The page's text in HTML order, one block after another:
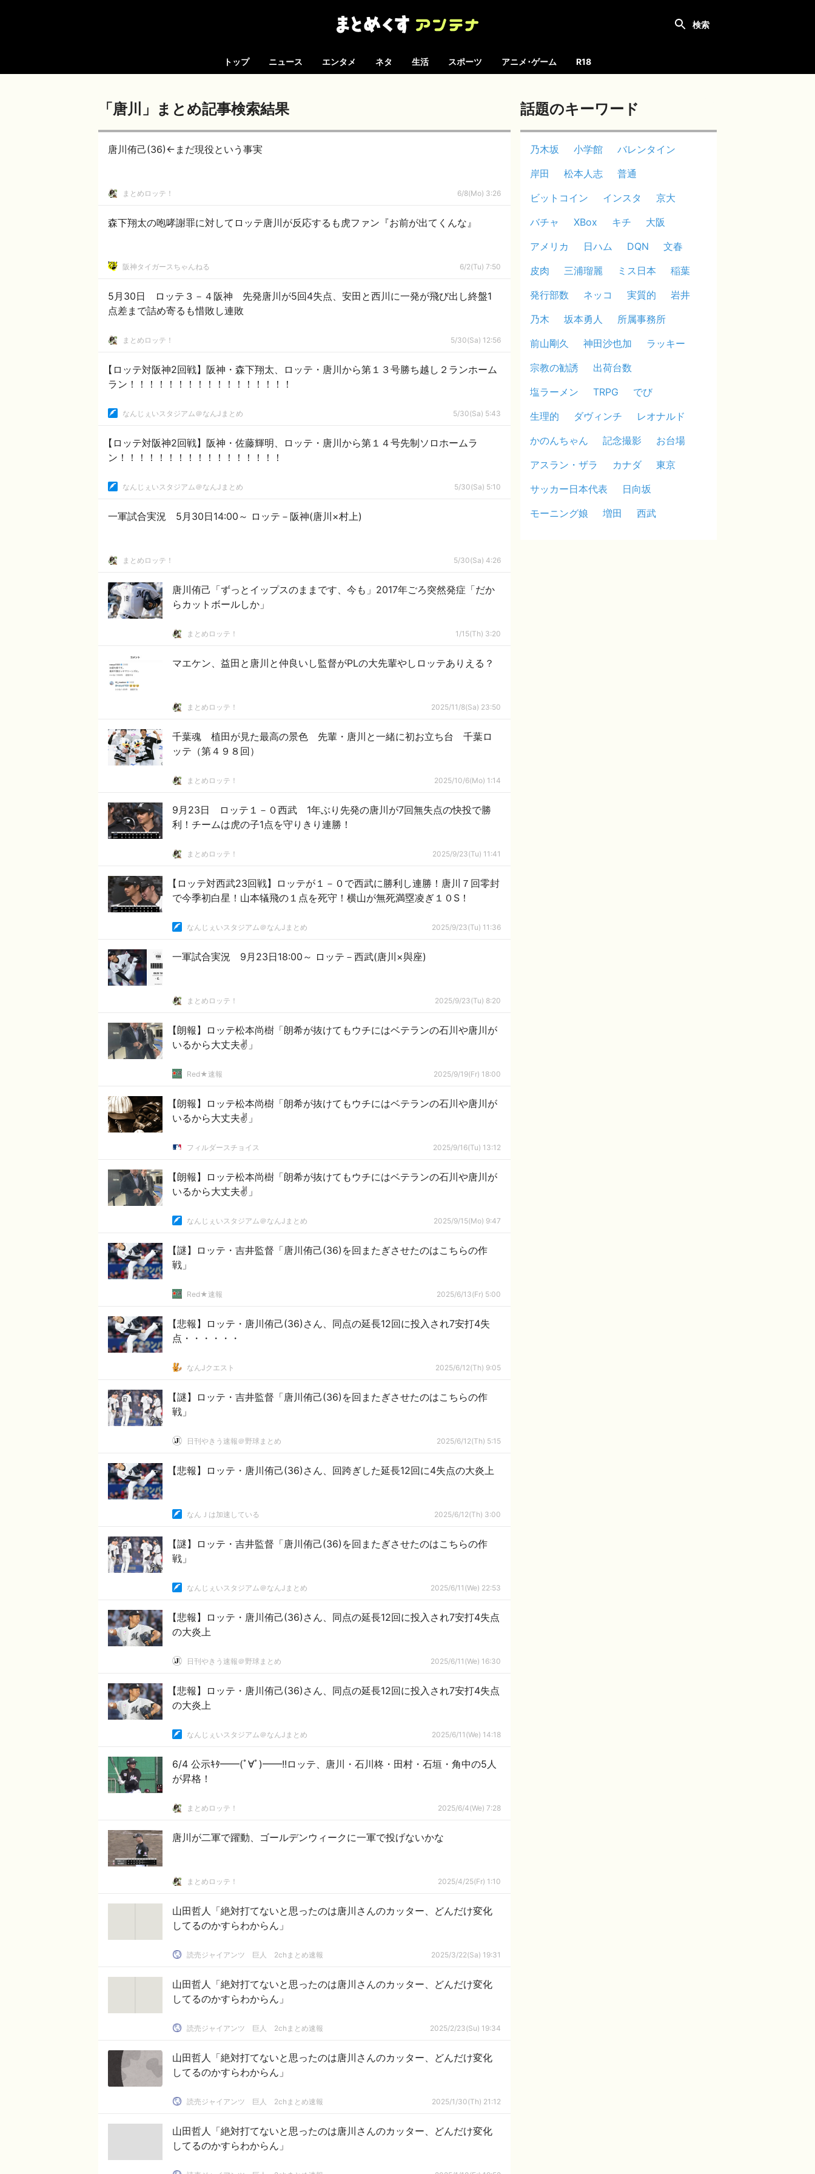
トップ ニュース エンタメ ネタ 生活 スポーツ アニメ･ゲーム R18
「唐川」まとめ記事検索結果
唐川侑己(36)←まだ現役という事実
まとめロッテ！ 6/8(Mo) 3:26
森下翔太の咆哮謝罪に対してロッテ唐川が反応するも虎ファン『お前が出てくんな』
阪神タイガースちゃんねる 6/2(Tu) 7:50
5月30日 ロッテ３－４阪神 先発唐川が5回4失点、安田と西川に一発が飛び出し終盤1
点差まで詰め寄るも惜敗し連敗
まとめロッテ！ 5/30(Sa) 12:56
【ロッテ対阪神2回戦】阪神・森下翔太、ロッテ・唐川から第１３号勝ち越し２ランホーム
ラン！！！！！！！！！！！！！！！！！
なんじぇいスタジアム＠なんJまとめ 5/30(Sa) 5:43
【ロッテ対阪神2回戦】阪神・佐藤輝明、ロッテ・唐川から第１４号先制ソロホームラ
ン！！！！！！！！！！！！！！！！！
なんじぇいスタジアム＠なんJまとめ 5/30(Sa) 5:10
一軍試合実況 5月30日14:00～ ロッテ－阪神(唐川×村上)
まとめロッテ！ 5/30(Sa) 4:26
唐川侑己「ずっとイップスのままです、今も」2017年ごろ突然発症「だか
らカットボールしか」
まとめロッテ！ 1/15(Th) 3:20
マエケン、益田と唐川と仲良いし監督がPLの大先輩やしロッテありえる？
まとめロッテ！ 2025/11/8(Sa) 23:50
千葉魂 植田が見た最高の景色 先輩・唐川と一緒に初お立ち台 千葉ロ
ッテ（第４９８回）
まとめロッテ！ 2025/10/6(Mo) 1:14
9月23日 ロッテ１－０西武 1年ぶり先発の唐川が7回無失点の快投で勝
利！チームは虎の子1点を守りきり連勝！
まとめロッテ！ 2025/9/23(Tu) 11:41
【ロッテ対西武23回戦】ロッテが１－０で西武に勝利し連勝！唐川７回零封
で今季初白星！山本犠飛の１点を死守！横山が無死満塁凌ぎ１０S！
なんじぇいスタジアム＠なんJまとめ 2025/9/23(Tu) 11:36
一軍試合実況 9月23日18:00～ ロッテ－西武(唐川×與座)
まとめロッテ！ 2025/9/23(Tu) 8:20
【朗報】ロッテ松本尚樹「朗希が抜けてもウチにはベテランの石川や唐川が
いるから大丈夫✌」
Red★速報 2025/9/19(Fr) 18:00
【朗報】ロッテ松本尚樹「朗希が抜けてもウチにはベテランの石川や唐川が
いるから大丈夫✌」
フィルダースチョイス 2025/9/16(Tu) 13:12
【朗報】ロッテ松本尚樹「朗希が抜けてもウチにはベテランの石川や唐川が
いるから大丈夫✌」
なんじぇいスタジアム＠なんJまとめ 2025/9/15(Mo) 9:47
【謎】ロッテ・吉井監督「唐川侑己(36)を回またぎさせたのはこちらの作
戦」
Red★速報 2025/6/13(Fr) 5:00
【悲報】ロッテ・唐川侑己(36)さん、同点の延長12回に投入され7安打4失
点・・・・・・
なんJクエスト 2025/6/12(Th) 9:05
【謎】ロッテ・吉井監督「唐川侑己(36)を回またぎさせたのはこちらの作
戦」
日刊やきう速報＠野球まとめ 2025/6/12(Th) 5:15
【悲報】ロッテ・唐川侑己(36)さん、回跨ぎした延長12回に4失点の大炎上
なんＪは加速している 2025/6/12(Th) 3:00
【謎】ロッテ・吉井監督「唐川侑己(36)を回またぎさせたのはこちらの作
戦」
なんじぇいスタジアム＠なんJまとめ 2025/6/11(We) 22:53
【悲報】ロッテ・唐川侑己(36)さん、同点の延長12回に投入され7安打4失点
の大炎上
日刊やきう速報＠野球まとめ 2025/6/11(We) 16:30
【悲報】ロッテ・唐川侑己(36)さん、同点の延長12回に投入され7安打4失点
の大炎上
なんじぇいスタジアム＠なんJまとめ 2025/6/11(We) 14:18
6/4 公示ｷﾀ━━(ﾟ∀ﾟ)━━!!ロッテ、唐川・石川柊・田村・石垣・角中の5人
が昇格！
まとめロッテ！ 2025/6/4(We) 7:28
唐川が二軍で躍動、ゴールデンウィークに一軍で投げないかな
まとめロッテ！ 2025/4/25(Fr) 1:10
山田哲人「絶対打てないと思ったのは唐川さんのカッター、どんだけ変化
してるのかすらわからん」
読売ジャイアンツ 巨人 2chまとめ速報 2025/3/22(Sa) 19:31
山田哲人「絶対打てないと思ったのは唐川さんのカッター、どんだけ変化
してるのかすらわからん」
読売ジャイアンツ 巨人 2chまとめ速報 2025/2/23(Su) 19:34
山田哲人「絶対打てないと思ったのは唐川さんのカッター、どんだけ変化
してるのかすらわからん」
読売ジャイアンツ 巨人 2chまとめ速報 2025/1/30(Th) 21:12
山田哲人「絶対打てないと思ったのは唐川さんのカッター、どんだけ変化
してるのかすらわからん」
話題のキーワード
乃木坂 小学館
バレンタイン
岸田
松本人志
普通
ビットコイン
インスタ
京大
バチャ
XBox キチ
大阪
アメリカ
日ハム DQN
文春
皮肉
三浦瑠麗 ミス日本
稲葉
発行部数
ネッコ 実質的
岩井
乃木
坂本勇人
所属事務所
前山剛久
神田沙也加
ラッキー
宗教の勧誘
出荷台数
塩ラーメン
TRPG
でび
生理的
ダヴィンチ
レオナルド
かのんちゃん
記念撮影
お台場
アスラン・ザラ
カナダ
東京
サッカー日本代表
日向坂
モーニング娘
増田 西武